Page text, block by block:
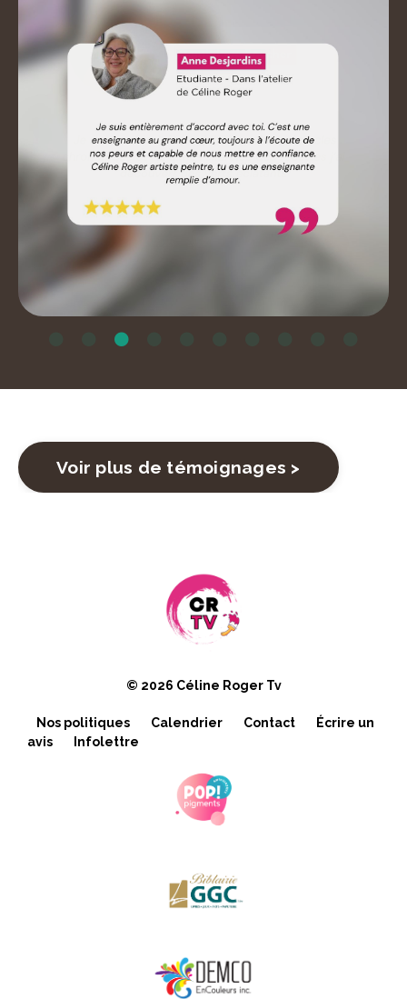
Voir plus de témoignages >
© 2026 Céline Roger Tv
Nos politiques Calendrier Contact
Écrire un
avis
Infolettre